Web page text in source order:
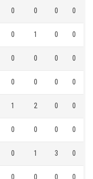
0 0 0 0
0 1 0 0
0 0 0 0
0 0 0 0
1 2 0 0
0 0 0 0
0 1 3 0
0 0 0 0